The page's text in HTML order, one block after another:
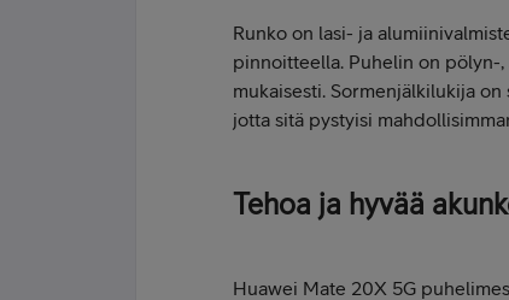
Runko on lasi- ja
pinnoitteella. Puhelin on pölyn-
mukaisesti. Sormenjälkilukija
jotta sitä pystyisi
Tehoa ja hyvää
Huawei Mate 20X 5G